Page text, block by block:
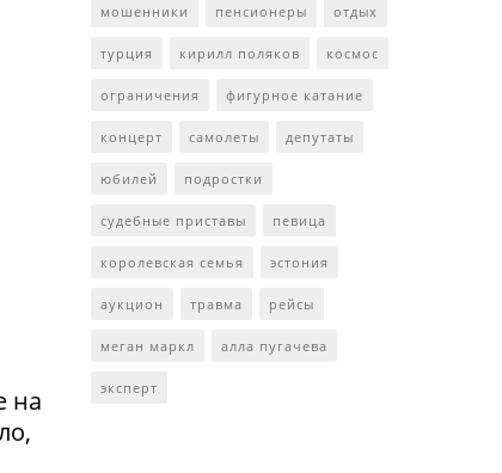
на
мошенники пенсионеры отдых
турция кирилл поляков космос
ограничения фигурное катание
концерт самолеты депутаты
юбилей подростки
судебные приставы певица
королевская семья эстония
аукцион травма рейсы
меган маркл алла пугачева
эксперт